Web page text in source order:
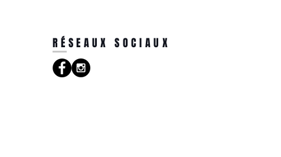
RÉSEAUX SOCIAUX